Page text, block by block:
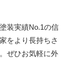
装実績No.1の信
をより長持ちさ
ぜひお気軽に外